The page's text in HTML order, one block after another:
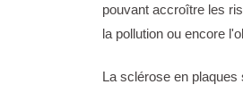
pouvant accroître les
la pollution ou encore
La sclérose en